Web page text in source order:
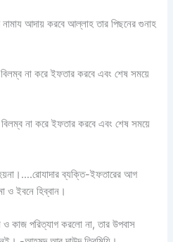
আদায় করবে আল্লাহ তার পিছনের গুনাহ
না করে ইফতার করবে এবং শেষ সময়ে
না করে ইফতার করবে এবং শেষ সময়ে
ব্যক্তি-ইফতারের আগ
ও ইবনে হিব্বান।
ও কাজ পরিত্যাগ করলো না, তার উপবাস